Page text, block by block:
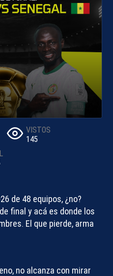
VISTOS
145
de 48 equipos, ¿no?
final y acá es donde los
El que pierde, arma
no alcanza con mirar